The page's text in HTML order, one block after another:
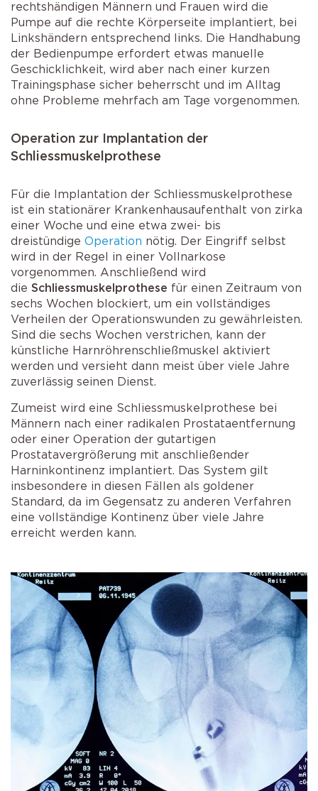
rechtshändigen Männern und Frauen wird die
Pumpe auf die rechte Körperseite implantiert, bei
Linkshändern entsprechend links. Die Handhabung
der Bedienpumpe erfordert etwas manuelle
Geschicklichkeit, wird aber nach einer kurzen
Trainingsphase sicher beherrscht und im Alltag
ohne Probleme mehrfach am Tage vorgenommen.
Operation zur Implantation der
Schliessmuskelprothese
Für die Implantation der Schliessmuskelprothese
ist ein stationärer Krankenhausaufenthalt von zirka
einer Woche und eine etwa zwei- bis
dreistündige Operation nötig. Der Eingriff selbst
wird in der Regel in einer Vollnarkose
vorgenommen. Anschließend wird
die Schliessmuskelprothese für einen Zeitraum von
sechs Wochen blockiert, um ein vollständiges
Verheilen der Operationswunden zu gewährleisten.
Sind die sechs Wochen verstrichen, kann der
künstliche Harnröhrenschließmuskel aktiviert
werden und versieht dann meist über viele Jahre
zuverlässig seinen Dienst.
Zumeist wird eine Schliessmuskelprothese bei
Männern nach einer radikalen Prostataentfernung
oder einer Operation der gutartigen
Prostatavergrößerung mit anschließender
Harninkontinenz implantiert. Das System gilt
insbesondere in diesen Fällen als goldener
Standard, da im Gegensatz zu anderen Verfahren
eine vollständige Kontinenz über viele Jahre
erreicht werden kann.